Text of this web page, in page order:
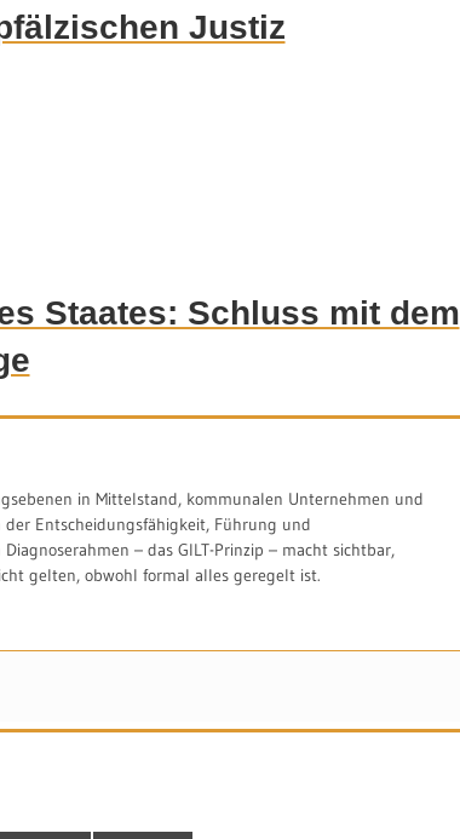
Justiz
Staates: Schluss mit dem
in Mittelstand, kommunalen Unternehmen und
Entscheidungsfähigkeit, Führung und
– das GILT-Prinzip – macht sichtbar,
gelten, obwohl formal alles geregelt ist.